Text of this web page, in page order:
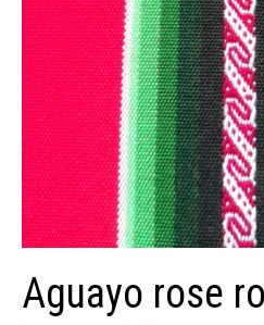
Aguayo rose